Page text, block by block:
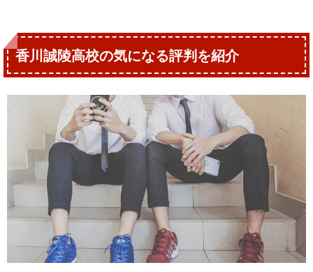
香川誠陵高校の気になる評判を紹介